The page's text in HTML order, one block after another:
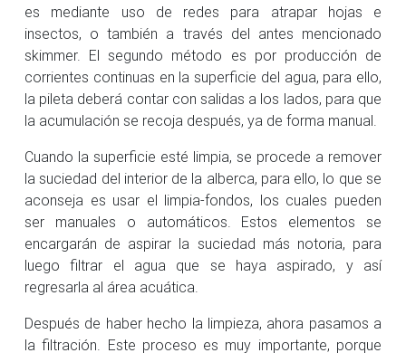
es mediante uso de redes para atrapar hojas e
insectos, o también a través del antes mencionado
skimmer. El segundo método es por producción de
corrientes continuas en la superficie del agua, para ello,
la pileta deberá contar con salidas a los lados, para que
la acumulación se recoja después, ya de forma manual.
Cuando la superficie esté limpia, se procede a remover
la suciedad del interior de la alberca, para ello, lo que se
aconseja es usar el limpia-fondos, los cuales pueden
ser manuales o automáticos. Estos elementos se
encargarán de aspirar la suciedad más notoria, para
luego filtrar el agua que se haya aspirado, y así
regresarla al área acuática.
Después de haber hecho la limpieza, ahora pasamos a
la filtración. Este proceso es muy importante, porque